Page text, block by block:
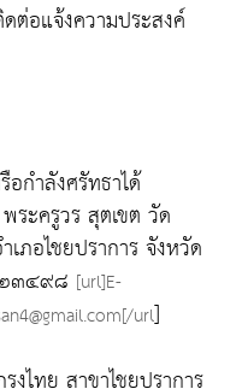
ต่อแจ้งความประสงค์
กำลังศรัทธาได้
ระครูวร สุตเขต วัด
ภอไชยปราการ จังหวัด
๓๔๙๘ [url]E-
url]